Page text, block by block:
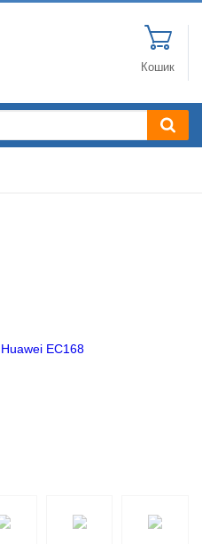
Кошик